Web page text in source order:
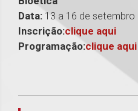
Data: 13 a 16 de setembro
Inscrição:clique aqui
Programação:clique aqui